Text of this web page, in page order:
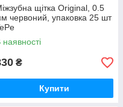
щітка Original, 0.5
червоний, упаковка 25 шт
наявності
₴
Купити